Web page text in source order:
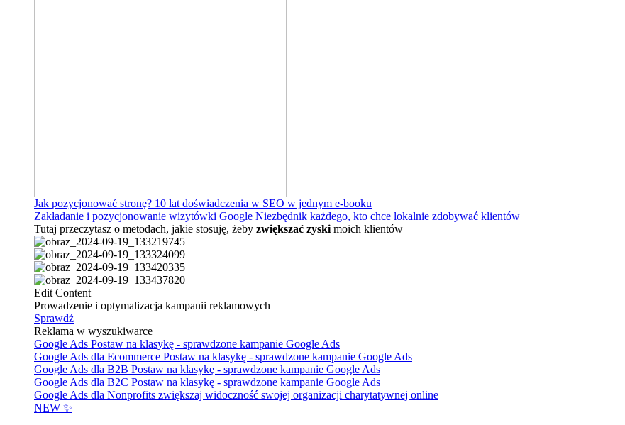
Jak pozycjonować stronę? 10 lat doświadczenia w SEO w jednym e-booku
Zakładanie i pozycjonowanie wizytówki Google Niezbędnik każdego, kto chce lokalnie zdobywać klientów
Tutaj przeczytasz o metodach, jakie stosuję, żeby zwiększać zyski moich klientów
Edit Content
Prowadzenie i optymalizacja kampanii reklamowych
Sprawdź
Reklama w wyszukiwarce
Google Ads Postaw na klasykę - sprawdzone kampanie Google Ads
Google Ads dla Ecommerce Postaw na klasykę - sprawdzone kampanie Google Ads
Google Ads dla B2B Postaw na klasykę - sprawdzone kampanie Google Ads
Google Ads dla B2C Postaw na klasykę - sprawdzone kampanie Google Ads
Google Ads dla Nonprofits zwiększaj widoczność swojej organizacji charytatywnej online
NEW ✨